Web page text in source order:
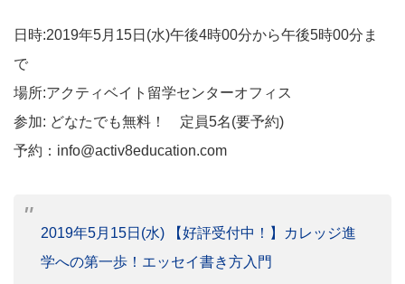
日時:2019年5月15日(水)午後4時00分から午後5時00分ま
で
場所:アクティベイト留学センターオフィス
参加: どなたでも無料！ 定員5名(要予約)
予約：info@activ8education.com
2019年5月15日(水) 【好評受付中！】カレッジ進
学への第一歩！エッセイ書き方入門